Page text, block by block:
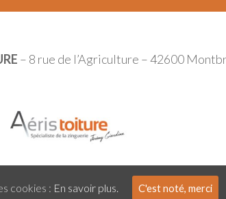
– 8 rue de l’Agriculture – 42600
cookies : En savoir plus. C'est noté, merci